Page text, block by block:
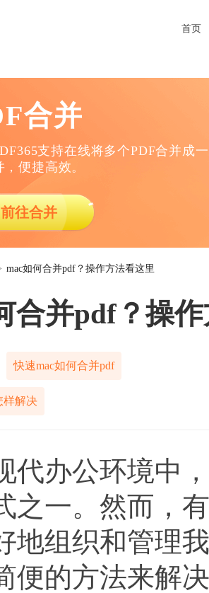
首页
合并
支持在线将多个PDF合并成
便捷高效。
前往合并
mac如何合并pdf？操作方法看这里
合并pdf？操
快速mac如何合并pdf
样解决
办公环境中，
之一。然而，
地组织和管理
便的方法来解决